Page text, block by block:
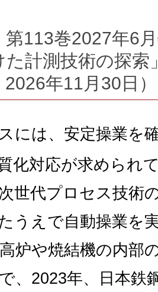
第113巻2027年6
た計測技術の探
2026年11月30日
には、安定操業を
化対応が求められ
世代プロセス技術
うえで自動操業を
炉や焼結機の内部
、2023年、日本鉄